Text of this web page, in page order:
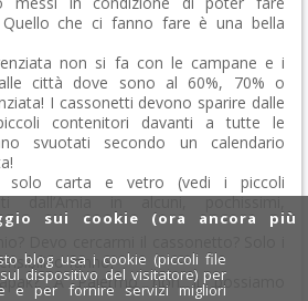
Quello che ci fanno fare è una bella
non si fa con le campane e i
città dove sono al 60%, 70% o
I cassonetti devono sparire dalle
contenitori davanti a tutte le
svuotati secondo un calendario
solo carta e vetro (vedi i piccoli
dall’Amia in alcuni, pochissimi,
Devo cercarmi il cassonetto? Solo i
lo fanno.
A Palermo non li possiamo
sui cookie (ora ancora più
blog usa i cookie (piccoli file
dispositivo del visitatore) per
e per fornire servizi migliori